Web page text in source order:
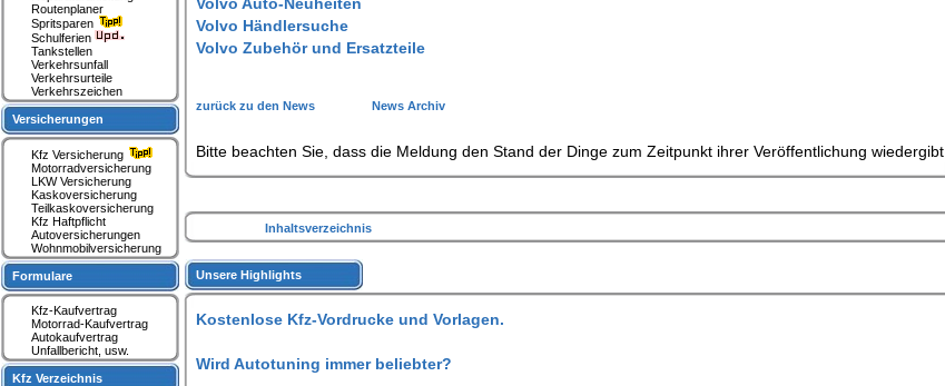
Volvo Händlersuche
Volvo Zubehör und Ersatzteile
zurück zu den News News Archiv
Bitte beachten Sie, dass die Meldung den Stand der Dinge zum Zeitpunkt ihrer Veröffentlichung wiedergibt.
Inhaltsverzeichnis
Unsere Highlights
Kostenlose Kfz-Vordrucke und Vorlagen.
Wird Autotuning immer beliebter?
Routenplaner
Spritsparen
Schulferien
Tankstellen
Verkehrsunfall
Verkehrsurteile
Verkehrszeichen
Versicherungen
Kfz Versicherung
Motorradversicherung
LKW Versicherung
Kaskoversicherung
Teilkaskoversicherung
Kfz Haftpflicht
Autoversicherungen
Wohnmobilversicherung
Formulare
Kfz-Kaufvertrag
Motorrad-Kaufvertrag
Autokaufvertrag
Unfallbericht, usw.
Kfz Verzeichnis